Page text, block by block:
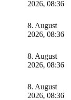
2026, 08:36
8. August
2026, 08:36
8. August
2026, 08:36
8. August
2026, 08:36